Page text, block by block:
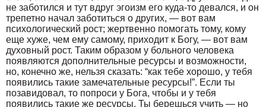
не заботился и тут вдруг эгоизм его куда-то девался, и он
трепетно начал заботиться о других, — вот вам
психологический рост; жертвенно помогать тому, кому
еще хуже, чем ему самому, приходит к Богу, — вот вам
духовный рост. Таким образом у больного человека
появляются дополнительные ресурсы и возможности,
но, конечно же, нельзя сказать: “как тебе хорошо, у тебя
появились такие замечательные ресурсы!”. Если ты
позавидовал, то попроси у Бога, чтобы и у тебя
появились такие же ресурсы. Ты берешься учить — но